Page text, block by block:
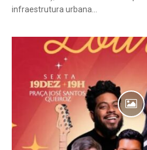
infraestrutura urbana…